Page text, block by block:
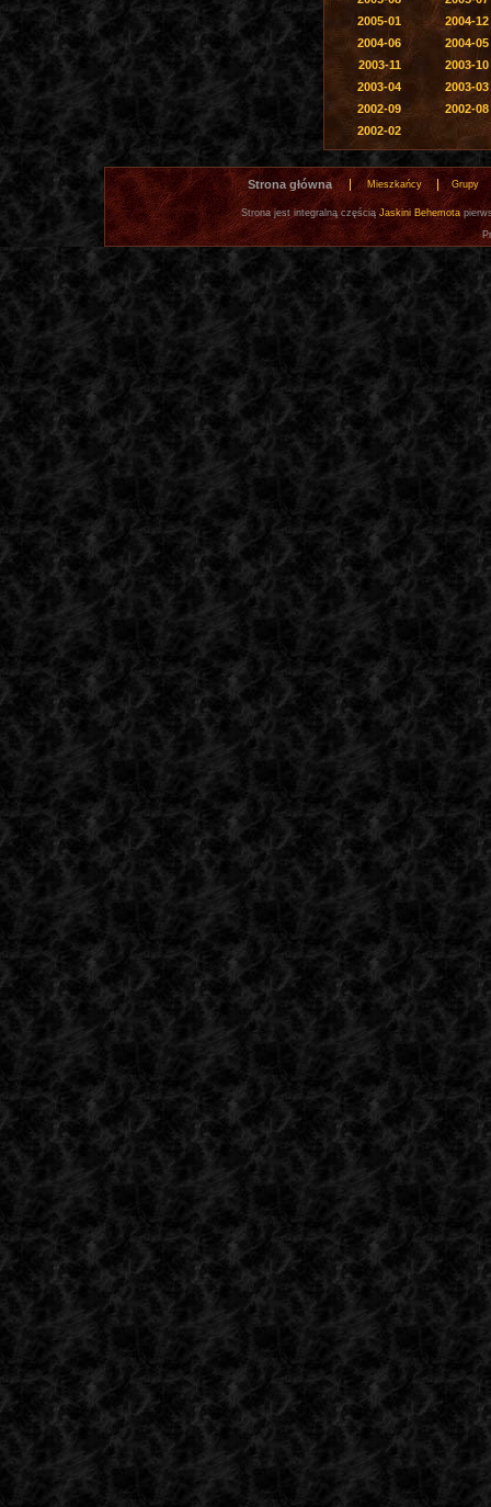
2005-01
2004-12
2004-06
2004-05
2003-11
2003-10
2003-04
2003-03
2002-09
2002-08
2002-02
Strona główna Mieszkańcy Grupy
Strona jest integralną częścią Jaskini Behemota